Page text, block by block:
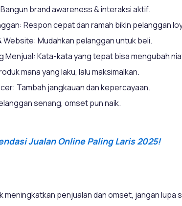
brand awareness & interaksi aktif.
Respon cepat dan ramah bikin pelanggan
Mudahkan pelanggan untuk beli.
Menjual: Kata-kata yang tepat bisa mengubah
mana yang laku, lalu maksimalkan.
Tambah jangkauan dan kepercayaan.
senang, omset pun naik.
Jualan Online Paling Laris 2025!
penjualan dan omset, jangan lupa